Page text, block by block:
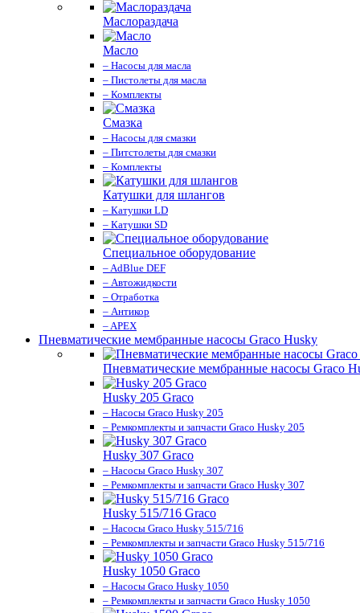
Маслораздача
Масло
– Насосы для масла
– Пистолеты для масла
– Комплекты
Смазка
– Насосы для смазки
– Питстолеты для смазки
– Комплекты
Катушки для шлангов
– Катушки LD
– Катушки SD
Специальное оборудование
– AdBlue DEF
– Автожидкости
– Отработка
– Антикор
– APEX
Пневматические мембранные насосы Graco Husky
Пневматические мембранные насосы Graco
Husky 205 Graco
– Насосы Graco Husky 205
– Ремкомплекты и запчасти Graco Husky 205
Husky 307 Graco
– Насосы Graco Husky 307
– Ремкомплекты и запчасти Graco Husky 307
Husky 515/716 Graco
– Насосы Graco Husky 515/716
– Ремкомплекты и запчасти Graco Husky 515/716
Husky 1050 Graco
– Насосы Graco Husky 1050
– Ремкомплекты и запчасти Graco Husky 1050